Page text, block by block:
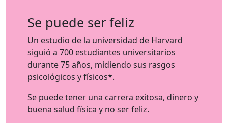
Se puede ser feliz
Un estudio de la universidad de Harvard
siguió a 700 estudiantes universitarios
durante 75 años, midiendo sus rasgos
psicológicos y físicos*.
Se puede tener una carrera exitosa, dinero y
buena salud física y no ser feliz.